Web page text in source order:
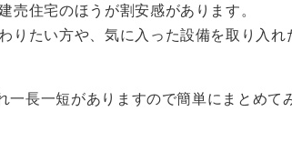
売住宅のほうが割安感があります。
りたい方や、気に入った設備を取り入
長一短がありますので簡単にまとめて